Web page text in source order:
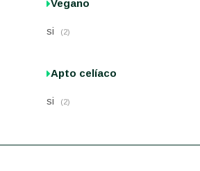
Vegano
si (2)
Apto celíaco
si (2)